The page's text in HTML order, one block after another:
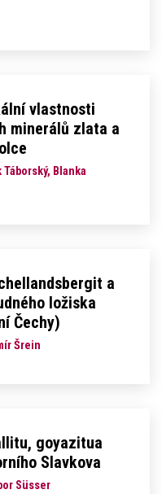
vlastnosti
minerálů zlata a
Blanka
a
ložiska
Čechy)
Šrein
goyazitua
Slavkova
Süsser